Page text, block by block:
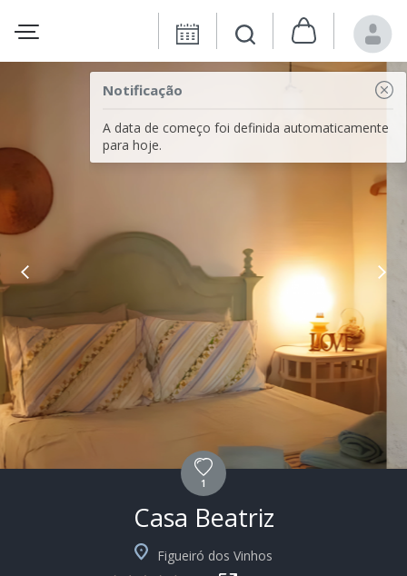
Notificação
A data de começo foi definida automaticamente
para hoje.
1
Casa Beatriz
Figueiró dos Vinhos